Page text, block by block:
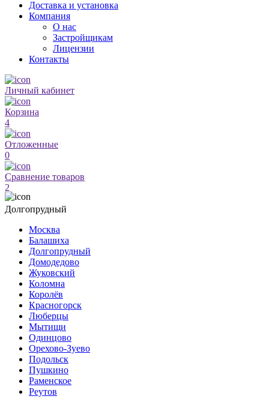
Доставка и установка
Компания
О нас
Застройщикам
Лицензии
Контакты
Личный кабинет
Корзина
4
Отложенные
0
Сравнение товаров
2
Долгопрудный
Москва
Балашиха
Долгопрудный
Домодедово
Жуковский
Коломна
Королёв
Красногорск
Люберцы
Мытищи
Одинцово
Орехово-Зуево
Подольск
Пушкино
Раменское
Реутов